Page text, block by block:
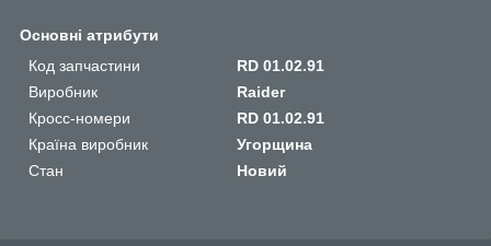
Основні атрибути
Код запчастини
RD 01.02.91
Виробник
Raider
Кросс-номери
RD 01.02.91
Країна виробник
Угорщина
Стан
Новий